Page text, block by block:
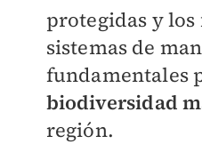
protegidas y
sistemas de
fundamentales
biodiversidad
región.